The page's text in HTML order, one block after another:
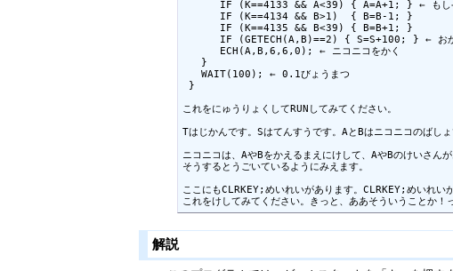
IF (K==4133 && A<39) { A=A+1; } ← もし→を
      IF (K==4134 && B>1)  { B=B-1; }
      IF (K==4135 && B<39) { B=B+1; }
IF (GETECH(A,B)==2) { S=S+100; } ← おか
      ECH(A,B,6,6,0); ← ニコニコをかく
   }
   WAIT(100); ← 0.1びょうまつ
}
これをにゅうりょくしてRUNしてみてください。
Tはじかんです。Sはてんすうです。AとBはニコニコのばしょ
ニコニコは、AやBをかえるまえにけして、AやBのけいさん
そうするとうごいているようにみえます。
ここにもCLRKEY;めいれいがあります。CLRKEY;めいれい
これをけしてみてください。きっと、ああそういうことか！
解説